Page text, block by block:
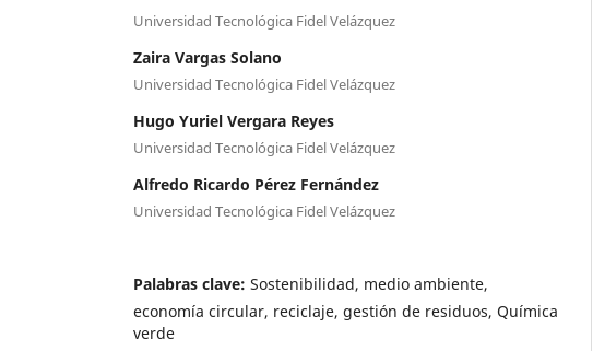
Universidad Tecnológica Fidel Velázquez
Zaira Vargas Solano
Universidad Tecnológica Fidel Velázquez
Hugo Yuriel Vergara Reyes
Universidad Tecnológica Fidel Velázquez
Alfredo Ricardo Pérez Fernández
Universidad Tecnológica Fidel Velázquez
Palabras clave: Sostenibilidad, medio ambiente,
economía circular, reciclaje, gestión de residuos, Química
verde